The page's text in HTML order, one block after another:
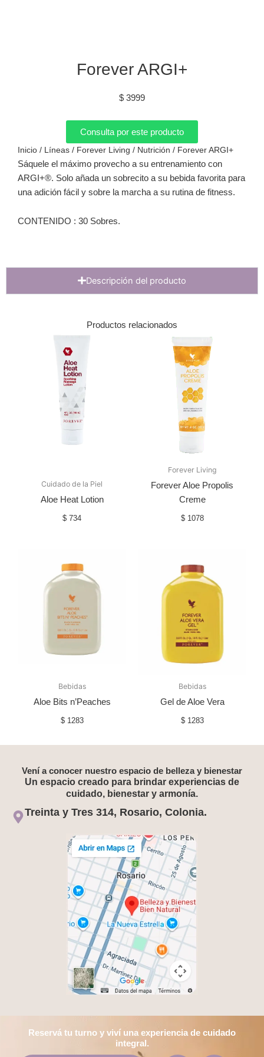
Forever ARGI+
$ 3999
Consulta por este producto
Inicio / Líneas / Forever Living / Nutrición / Forever ARGI+
Sáquele el máximo provecho a su entrenamiento con
ARGI+®. Solo añada un sobrecito a su bebida favorita para
una adición fácil y sobre la marcha a su rutina de fitness.
CONTENIDO : 30 Sobres.
Descripción del producto
Productos relacionados
Cuidado de la Piel
Aloe Heat Lotion
$ 734
Forever Living
Forever Aloe Propolis
Creme
$1078
Bebidas
Aloe Bits n’Peaches
$1283
Bebidas
Gel de Aloe Vera
$1283
Vení a conocer nuestro espacio de belleza y bienestar
Un espacio creado para brindar experiencias de
cuidado, bienestar y armonía.
Treinta y Tres 314, Rosario, Colonia.
Reservá tu turno y viví una experiencia de cuidado
integral.